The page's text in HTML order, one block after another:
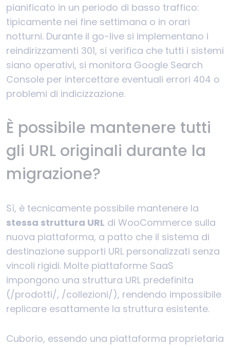
pianificato in un periodo di basso traffico:
tipicamente nei fine settimana o in orari
notturni. Durante il go-live si implementano i
reindirizzamenti 301, si verifica che tutti i sistemi
siano operativi, si monitora Google Search
Console per intercettare eventuali errori 404 o
problemi di indicizzazione.
È possibile mantenere tutti
gli URL originali durante la
migrazione?
Sì, è tecnicamente possibile mantenere la
stessa struttura URL di WooCommerce sulla
nuova piattaforma, a patto che il sistema di
destinazione supporti URL personalizzati senza
vincoli rigidi. Molte piattaforme SaaS
impongono una struttura URL predefinita
(/prodotti/, /collezioni/), rendendo impossibile
replicare esattamente la struttura esistente.
Cuborio, essendo una piattaforma proprietaria